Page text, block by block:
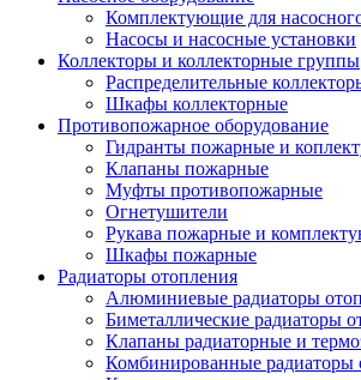
Комплектующие для
Насосы и насосные установки
Коллекторы и коллекторные группы
Распределительные
Шкафы коллекторные
Противопожарное оборудование
Гидранты пожарные и
Клапаны пожарные
Муфты противопожарные
Огнетушители
Рукава пожарные и
Шкафы пожарные
Радиаторы отопления
Алюминиевые радиаторы
Биметаллические радиаторы
Клапаны радиаторные и
Комбинированные радиаторы